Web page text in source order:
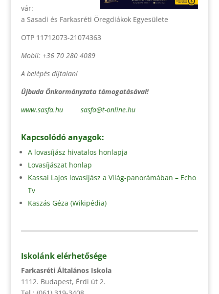
vár:
a Sasadi és Farkasréti Öregdiákok Egyesülete
OTP 11712073-21074363
Mobil: +36 70 280 4089
A belépés díjtalan!
Újbuda Önkormányzata támogatásával!
www.sasfa.hu
sasfa@t-online.hu
Kapcsolódó anyagok:
A lovasíjász hivatalos honlapja
Lovasíjászat honlap
Kassai Lajos lovasíjász a Világ-panorámában – Echo
Tv
Kaszás Géza (Wikipédia)
Iskolánk elérhetősége
Farkasréti Általános Iskola
1112. Budapest, Érdi út 2.